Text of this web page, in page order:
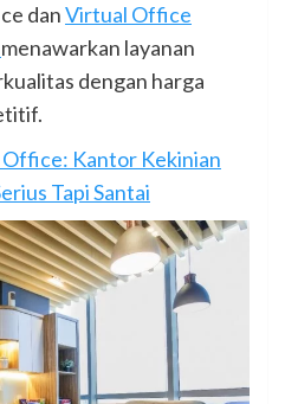
danVirtual Office
menawarkan layanan
dengan harga
Kantor Kekinian
Tapi Santai